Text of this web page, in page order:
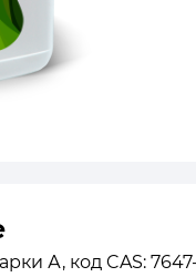
А, код CAS: